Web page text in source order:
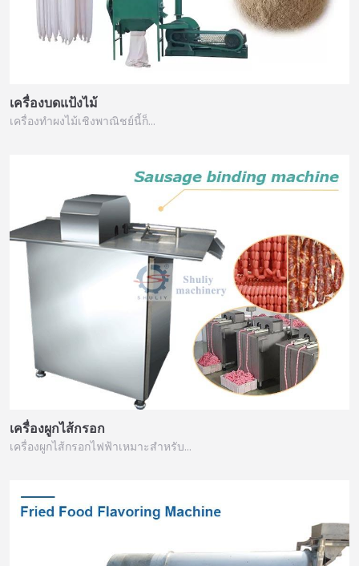
เครื่องบดแป้งไม้
เครื่องทำผงไม้เชิงพาณิชย์นี้ก็…
เครื่องผูกไส้กรอก
เครื่องผูกไส้กรอกไฟฟ้าเหมาะสำหรับ…